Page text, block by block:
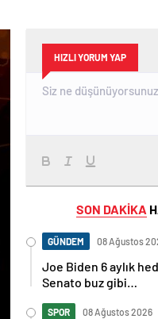
HIZLI YORUM YAP
SON DAKİKA
GÜNDEM 08 Ağustos
Joe Biden 6 aylık
Senato buz gibi…
SPOR 08 Ağustos 2026